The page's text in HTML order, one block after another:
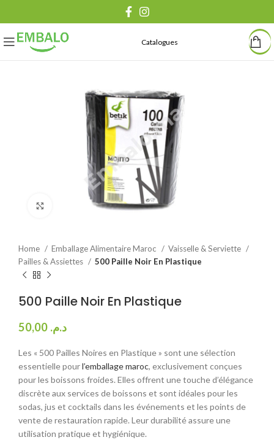
Catalogues
Home Emballage Alimentaire Maroc
Vaisselle & Serviette
Pailles & Assiettes
500 Paille Noir En Plastique
500 Paille Noir En Plastique
د.م.
Les « 500 Pailles Noires en Plastique » sont une sélection
essentielle pourl’emballage maroc, exclusivement conçues
pour les boissons froides. Elles offrent une touche d’élégance
discrète aux services de boissons et sont idéales pour les
sodas, jus et cocktails dans les événements et les points de
vente de restauration rapide. Leur durabilité assure une
utilisation pratique et hygiénique.